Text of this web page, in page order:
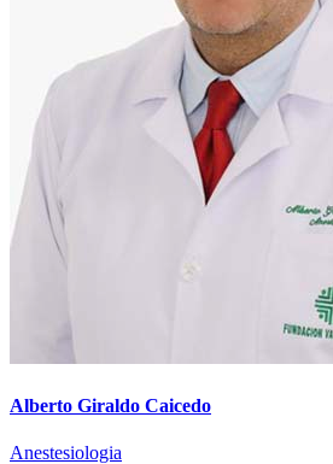
Alberto Giraldo Caicedo
Anestesiologia